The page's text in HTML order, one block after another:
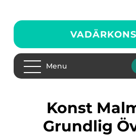
Menu
Konst Malmö: En
Grundlig